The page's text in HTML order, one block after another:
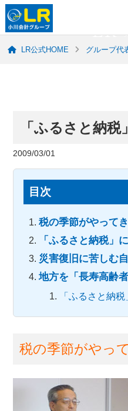
LR-
LR公式HOME グループ代
「ふるさと納税
2009/03/01
目次
税の季節がやって
「ふるさと納税」
災害復旧に苦しむ
地方を「長寿高齢
「ふるさと納
税の季節がやっ